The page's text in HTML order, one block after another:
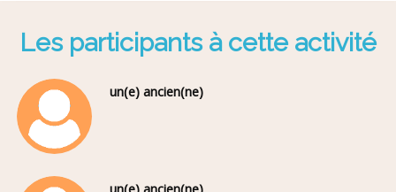
Les participants à cette activité
un(e) ancien(ne)